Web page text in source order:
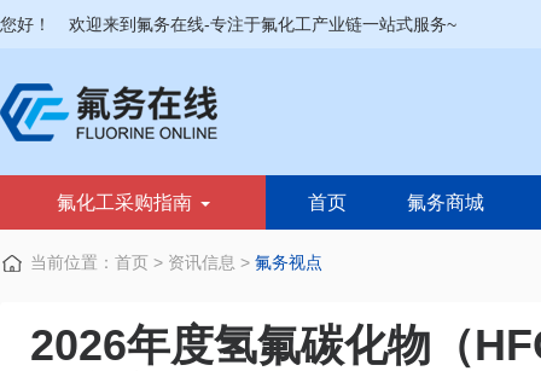
您好！ 欢迎来到氟务在线-专注于氟化工产业链一站式服务~
氟化工采购指南 首页 氟务商城
当前位置： 首页 > 资讯信息 > 氟务视点
2026年度氢氟碳化物（